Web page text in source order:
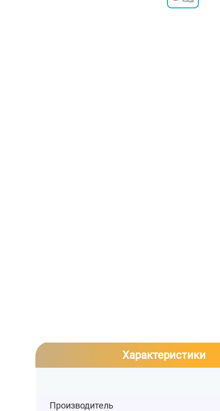
Характеристики
Производитель